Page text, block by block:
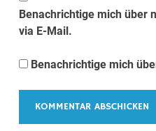
Benachrichtige mich über
via E-Mail.
Benachrichtige mich